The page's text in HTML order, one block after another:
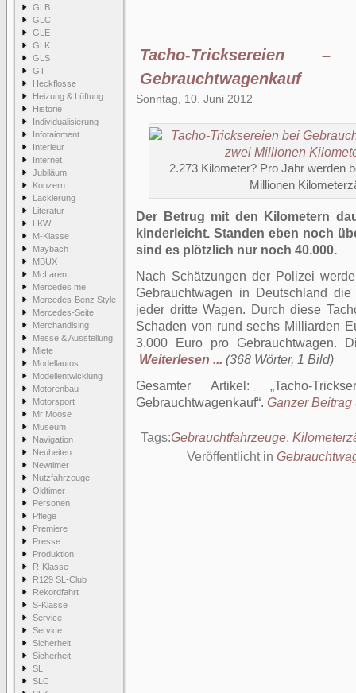
GLB
GLC
GLE
GLK
GLS
GT
Heckflosse
Heizung & Lüftung
Historie
Individualisierung
Infotainment
Interieur
Internet
Jubiläum
Konzern
Lackierung
Literatur
LKW
M-Klasse
Maybach
MBUX
McLaren
Mercedes me
Mercedes-Benz Style
Mercedes-Seite
Merchandising
Messe & Ausstellung
Miete
Modellautos
Modellentwicklung
Motorenbau
Motorsport
Mr Moose
Museum
Navigation
Neuheiten
Newtimer
Nutzfahrzeuge
Oldtimer
Personen
Pflege
Premiere
Presse
Produktion
R-Klasse
R129 SL-Club
Rekordfahrt
S-Klasse
Service
Service
Sicherheit
Sicherheit
SL
SLC
Tacho-
Gebrauchtwagenkauf
Sonntag, 10. Juni 2012
2.273 Kilometer? Pro Jahr werden
Millionen
Der Betrug mit den Kilometern
kinderleicht. Standen eben noch
sind es plötzlich nur noch 40.000.
Nach Schätzungen der Polizei
Gebrauchtwagen in Deutschland
jeder dritte Wagen. Durch diese
Schaden von rund sechs Milliarden
3.000 Euro pro Gebrauchtwagen.
Weiterlesen ... (368 Wörter, 1 Bild)
Gesamter Artikel:
Tacho-
Gebrauchtwagenkauf . Ganzer Beitrag
Tags:Gebrauchtfahrzeuge,
Veröffentlicht in